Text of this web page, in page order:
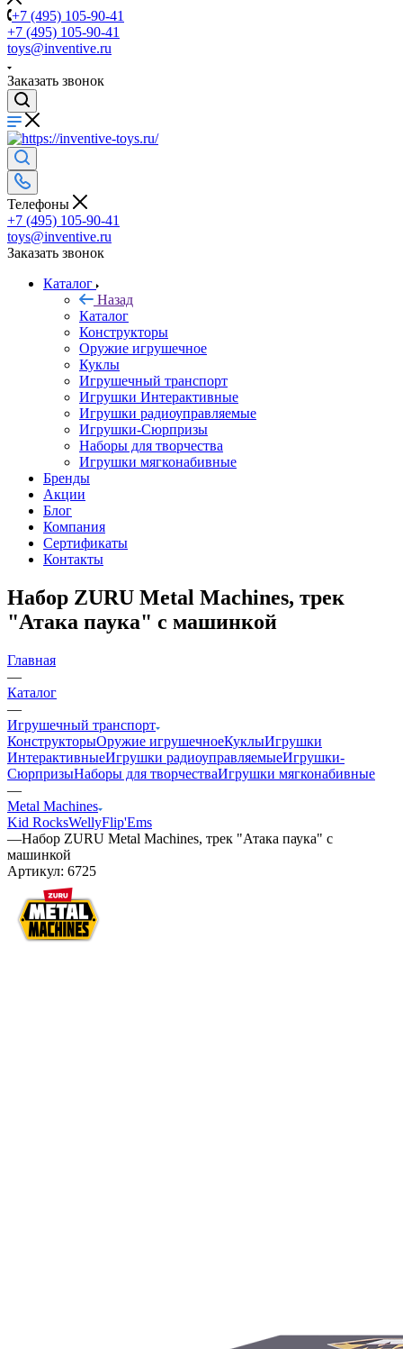
+7 (495) 105-90-41
+7 (495) 105-90-41
toys@inventive.ru
Заказать звонок
Телефоны
+7 (495) 105-90-41
toys@inventive.ru
Заказать звонок
Каталог
Назад
Каталог
Конструкторы
Оружие игрушечное
Куклы
Игрушечный транспорт
Игрушки Интерактивные
Игрушки радиоуправляемые
Игрушки-Сюрпризы
Наборы для творчества
Игрушки мягконабивные
Бренды
Акции
Блог
Компания
Сертификаты
Контакты
Набор ZURU Metal Machines, трек
"Атака паука" с машинкой
Главная
—
Каталог
—
Игрушечный транспорт
КонструкторыОружие игрушечноеКуклыИгрушки
ИнтерактивныеИгрушки радиоуправляемыеИгрушки-
СюрпризыНаборы для творчестваИгрушки мягконабивные
—
Metal Machines
Kid RocksWellyFlip'Ems
—Набор ZURU Metal Machines, трек "Атака паука" с
машинкой
Артикул: 6725